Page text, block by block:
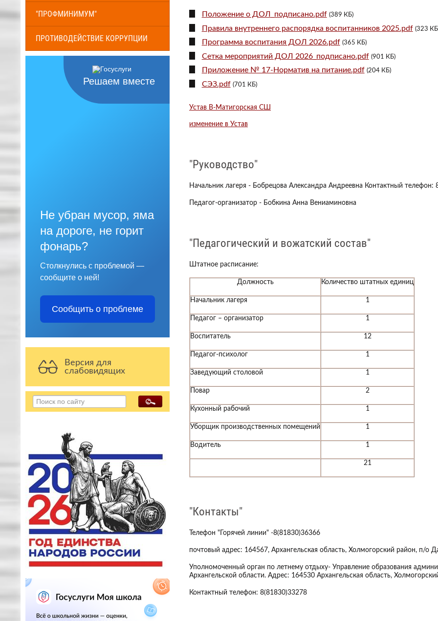
"ПРОФМИНИМУМ"
ПРОТИВОДЕЙСТВИЕ КОРРУПЦИИ
Решаем вместе
Не убран мусор, яма
на дороге, не горит
фонарь?
Столкнулись с проблемой —
сообщите о ней!
Сообщить о проблеме
Версия для
слабовидящих
Положение о ДОЛ_подписано.pdf (389 КБ)
Правила внутреннего распорядка воспитанников 2025.pdf (323
Программа воспитания ДОЛ 2026.pdf (365 КБ)
Сетка мероприятий ДОЛ 2026_подписано.pdf (901 КБ)
Приложение № 17-Норматив на питание.pdf (204 КБ)
СЭЗ.pdf (701 КБ)
Устав В-Матигорская СШ
изменение в Устав
"Руководство"
Начальник лагеря - Бобрецова Александра Андреевна Контактный телефон:
Педагог-организатор - Бобкина Анна Вениаминовна
"Педагогический и вожатский состав"
Штатное расписание:
Должность Количество штатных единиц
Начальник лагеря 1
Педагог – организатор 1
Воспитатель 12
Педагог-психолог 1
Заведующий столовой 1
Повар 2
Кухонный рабочий 1
Уборщик производственных помещений 1
Водитель 1
21
"Контакты"
Телефон "Горячей линии" -8(81830)36366
почтовый адрес: 164567, Архангельская область, Холмогорский район, п/о
Уполномоченный орган по летнему отдыху- Управление образования
Архангельской области. Адрес: 164530 Архангельская область,
Контактный телефон: 8(81830)33278